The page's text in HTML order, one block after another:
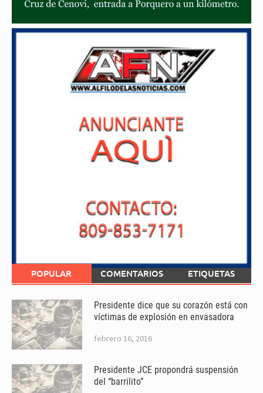
POPULAR COMENTARIOS ETIQUETAS
Presidente dice que su corazón está con
víctimas de explosión en envasadora
febrero 16, 2016
Presidente JCE propondrá suspensión
del “barrilito”